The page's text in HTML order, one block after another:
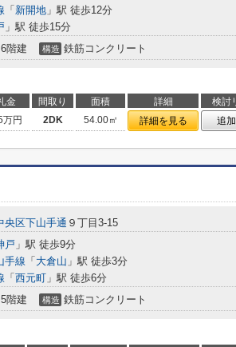
「 新開地 」駅 徒歩12分
」駅 徒歩15分
6階建 構造 鉄筋コンクリート
金 間取り 面積 詳細
検討
万円 2DK 54.00㎡ 詳細を見る 追
央区下山手通 ９丁目3-15
戸 」駅 徒歩9分
手線 「 大倉山 」駅 徒歩3分
「 西元町 」駅 徒歩6分
5階建 構造 鉄筋コンクリート